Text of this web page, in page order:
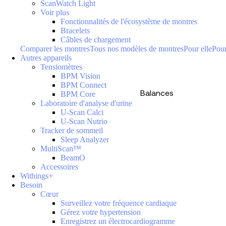
Balances
ScanWatch Light
Voir plus
Fonctionnalités de l'écosystème de montres
Bracelets
Câbles de chargement
Comparer les montresTous nos modèles de montresPour elle
Autres appareils
Tensiomètres
BPM Vision
BPM Connect
BPM Core
Laboratoire d'analyse d'urine
U-Scan Calci
U-Scan Nutrio
Tracker de sommeil
Sleep Analyzer
MultiScan™
BeamO
Accessoires
Withings+
Besoin
Cœur
Surveillez votre fréquence cardiaque
Gérez votre hypertension
Enregistrez un électrocardiogramme